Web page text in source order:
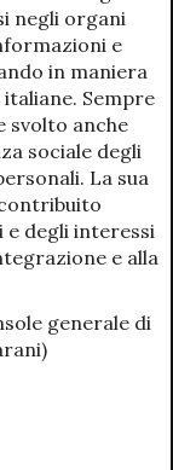
negli organi
e
in maniera
Sempre
svolto anche
sociale degli
La sua
degli interessi
e alla
generale di